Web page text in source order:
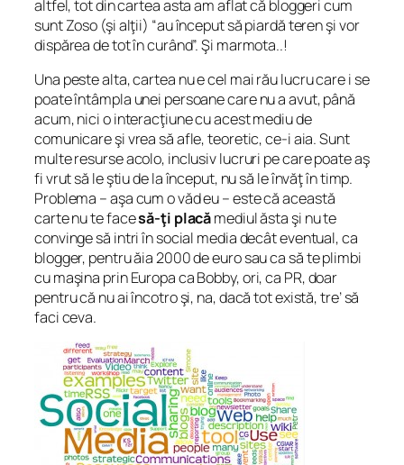
altfel, tot din cartea asta am aflat că bloggeri cum
sunt Zoso (şi alţii) “au început să piardă teren şi vor
dispărea de tot în curând”. Şi marmota..!
Una peste alta, cartea nu e cel mai rău lucru care i se
poate întâmpla unei persoane care nu a avut, până
acum, nici o interacţiune cu acest mediu de
comunicare şi vrea să afle, teoretic, ce-i aia. Sunt
multe resurse acolo, inclusiv lucruri pe care poate aş
fi vrut să le ştiu de la început, nu să le învăţ în timp.
Problema – aşa cum o văd eu – este că această
carte nu te facesă-ţi placămediul ăsta şi nu te
convinge să intri în social media decât eventual, ca
blogger, pentru ăia 2000 de euro sau ca să te plimbi
cu maşina prin Europa ca Bobby, ori, ca PR, doar
pentru că nu ai încotro şi, na, dacă tot există, tre’ să
faci ceva.